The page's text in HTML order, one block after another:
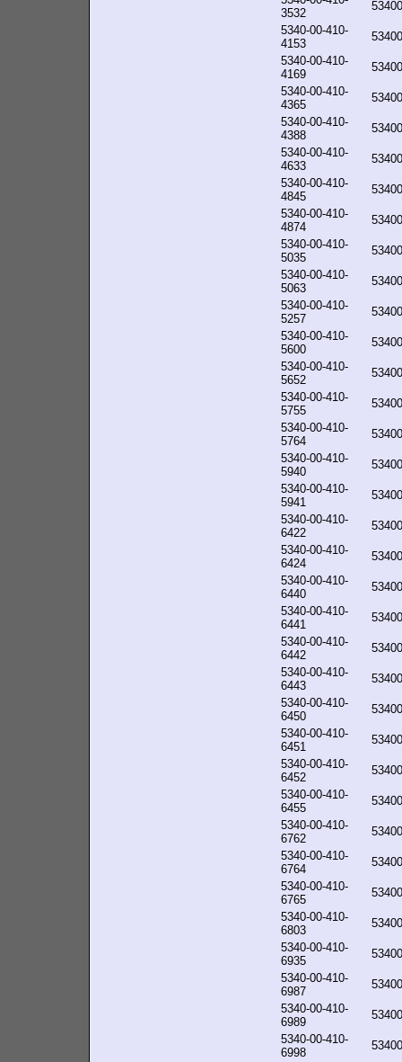
3532
5340-00-410-
4153
5340-00-410-
4169
5340-00-410-
4365
5340-00-410-
4388
5340-00-410-
4633
5340-00-410-
4845
5340-00-410-
4874
5340-00-410-
5035
5340-00-410-
5063
5340-00-410-
5257
5340-00-410-
5600
5340-00-410-
5652
5340-00-410-
5755
5340-00-410-
5764
5340-00-410-
5940
5340-00-410-
5941
5340-00-410-
6422
5340-00-410-
6424
5340-00-410-
6440
5340-00-410-
6441
5340-00-410-
6442
5340-00-410-
6443
5340-00-410-
6450
5340-00-410-
6451
5340-00-410-
6452
5340-00-410-
6455
5340-00-410-
6762
5340-00-410-
6764
5340-00-410-
6765
5340-00-410-
6803
5340-00-410-
6935
5340-00-410-
6987
5340-00-410-
6989
5340-00-410-
6998